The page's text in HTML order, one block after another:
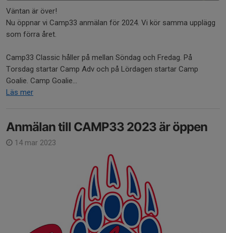
Väntan är över!
Nu öppnar vi Camp33 anmälan för 2024. Vi kör samma upplägg
som förra året.
Camp33 Classic håller på mellan Söndag och Fredag. På
Torsdag startar Camp Adv och på Lördagen startar Camp
Goalie. Camp Goalie...
Läs mer
Anmälan till CAMP33 2023 är öppen
14 mar 2023